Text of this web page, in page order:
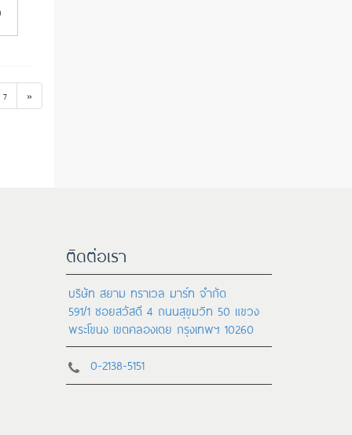
7 »
ติดต่อเรา
บริษัท สยาม ทราเวล มาร์ท จำกัด
591/1 ซอยสวัสดี 4 ถนนสุขุมวิท 50 แขวง
พระโขนง เขตคลองเตย กรุงเทพฯ 10260
0-2138-5151